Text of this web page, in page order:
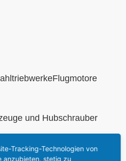
und Hubschrauber
Tracking-Technologien von
anzubieten, stetig zu